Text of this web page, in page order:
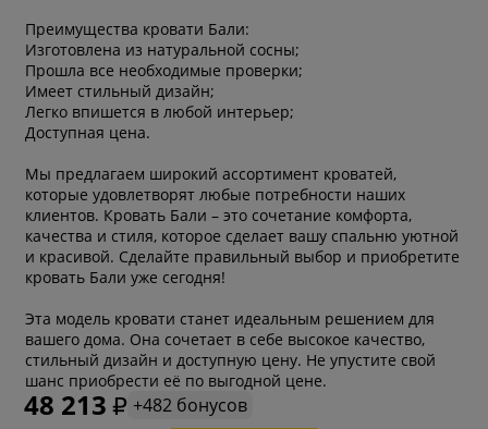
Преимущества кровати Бали:
Изготовлена из натуральной сосны;
Прошла все необходимые проверки;
Имеет стильный дизайн;
Легко впишется в любой интерьер;
Доступная цена.
Мы предлагаем широкий ассортимент кроватей,
которые удовлетворят любые потребности наших
клиентов. Кровать Бали – это сочетание комфорта,
качества и стиля, которое сделает вашу спальню уютной
и красивой. Сделайте правильный выбор и приобретите
кровать Бали уже сегодня!
Эта модель кровати станет идеальным решением для
вашего дома. Она сочетает в себе высокое качество,
стильный дизайн и доступную цену. Не упустите свой
шанс приобрести её по выгодной цене.
48 213
+482 бонусов
* обязательное поле